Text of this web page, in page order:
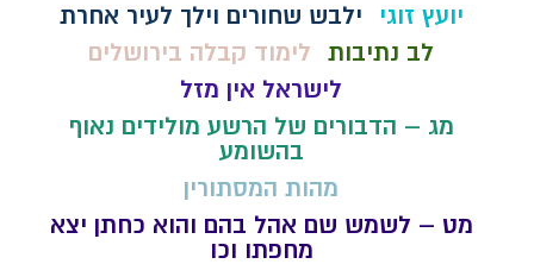
יועץ זוגי
ילבש שחורים וילך לעיר אחרת
לב נתיבות לימוד קבלה בירושלים
לישראל אין מזל
מג – הדבורים של הרשע מולידים נאוף
בהשומע
מהות המסתורין
מט – לשמש שם אהל בהם והוא כחתן יצא
מחפתו וכו